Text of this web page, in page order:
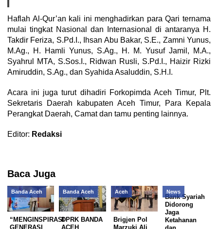
Haflah Al-Qur’an kali ini menghadirkan para Qari ternama
mulai tingkat Nasional dan Internasional di antaranya H.
Takdir Feriza, S.Pd.I., Ihsan Abu Bakar, S.E., Zamni Yunus,
M.Ag., H. Hamli Yunus, S.Ag., H. M. Yusuf Jamil, M.A.,
Syahrul MTA, S.Sos.I., Ridwan Rusli, S.Pd.I., Haizir Rizki
Amiruddin, S.Ag., dan Syahida Asaluddin, S.H.I.
Acara ini juga turut dihadiri Forkopimda Aceh Timur, Plt.
Sekretaris Daerah kabupaten Aceh Timur, Para Kepala
Perangkat Daerah, Camat dan tamu penting lainnya.
Editor: Redaksi
Baca Juga
Banda Aceh
“MENGINSPIRASI
GENERASI
Banda Aceh
DPRK BANDA
ACEH
Aceh
Brigjen Pol
Marzuki Ali
News
Bank Syariah
Didorong
Jaga
Ketahanan